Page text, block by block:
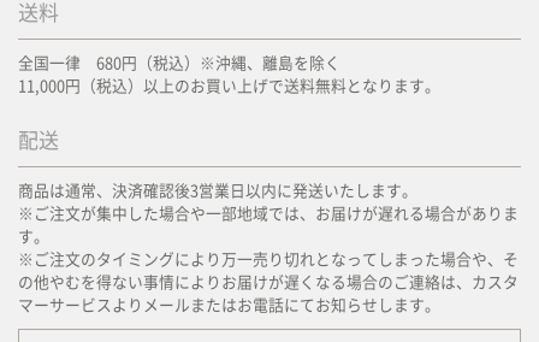
送料
全国一律 680円（税込）※沖縄、離島を除く
11,000円（税込）以上のお買い上げで送料無料となります。
配送
商品は通常、決済確認後3営業日以内に発送いたします。
※ご注文が集中した場合や一部地域では、お届けが遅れる場合がありま
す。
※ご注文のタイミングにより万一売り切れとなってしまった場合や、そ
の他やむを得ない事情によりお届けが遅くなる場合のご連絡は、カスタ
マーサービスよりメールまたはお電話にてお知らせします。